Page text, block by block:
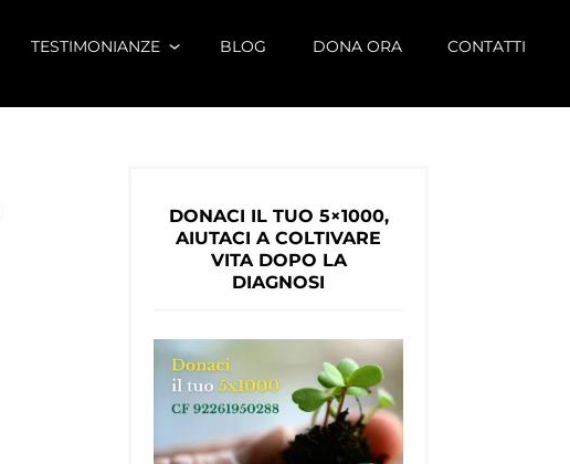
TESTIMONIANZE BLOG DONA ORA CONTATTI
DONACI IL TUO 5×1000,
AIUTACI A COLTIVARE
VITA DOPO LA
DIAGNOSI